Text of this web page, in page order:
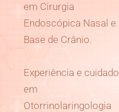
em Cirurgia
Endoscópica Nasal e
Base de Crânio.
Experiência e cuidado
em
Otorrinolaringologia